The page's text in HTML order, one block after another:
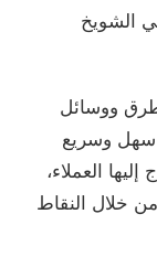
الشويخ
ووسائل
سهل وسريع
العملاء،
خلال النقاط